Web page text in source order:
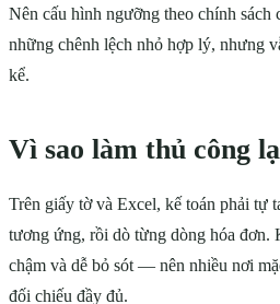
Nên cấu hình ngưỡng theo chính sách
những chênh lệch nhỏ hợp lý, nhưng
kể.
Vì sao làm thủ công
Trên giấy tờ và Excel, kế toán phải tự
tương ứng, rồi dò từng dòng hóa
chậm và dễ bỏ sót — nên nhiều nơi
đối chiếu đầy đủ.